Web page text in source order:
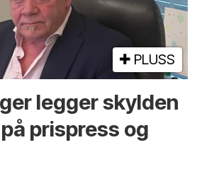
PLUSS
legger skylden
prispress og